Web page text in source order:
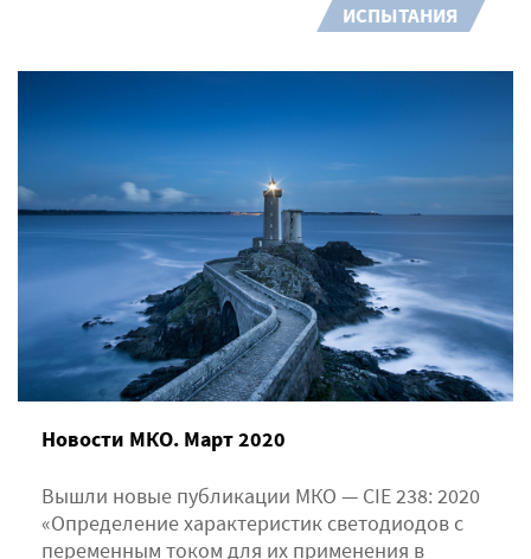
ИСПЫТАНИЯ
Новости МКО. Март 2020
Вышли новые публикации МКО — CIE 238: 2020
«Определение характеристик светодиодов с
переменным током для их применения в